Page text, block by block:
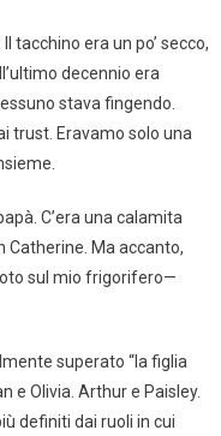
tacchino era un po’ secco,
decennio era
stava fingendo.
trust. Eravamo solo una
C’era una calamita
Catherine. Ma accanto,
sul mio frigorifero—
superato “la figlia
e Olivia. Arthur e Paisley.
definiti dai ruoli in cui